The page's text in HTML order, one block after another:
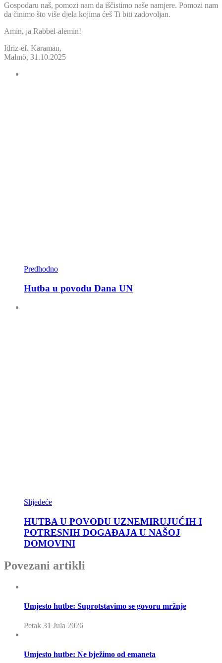
Gospodaru naš, pomozi nam da iščistimo naše namjere. Pomozi nam
da činimo što više djela kojima ćeš Ti biti zadovoljan.
Amin, ja Rabbel-alemin!
Idriz-ef. Karaman,
Malmö, 31.10.2025
Predhodno
Hutba u povodu Dana UN
Slijedeće
HUTBA U POVODU UZNEMIRUJUĆIH I
POTRESNIH DOGAĐAJA U NAŠOJ
DOMOVINI
Povezani artikli
Umjesto hutbe: Suprotstavimo se govoru mržnje
Petak 31 Jula 2026
Umjesto hutbe: Ne bježimo od emaneta